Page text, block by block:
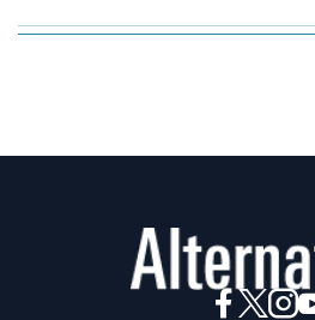
3